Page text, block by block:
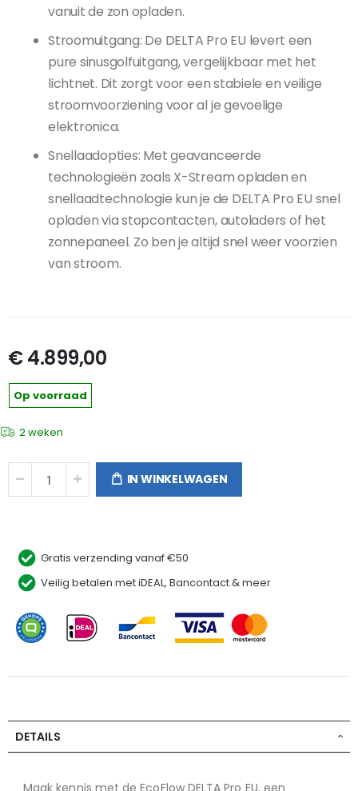
vanuit de zon opladen.
Stroomuitgang: De DELTA Pro EU levert een
pure sinusgolfuitgang, vergelijkbaar met het
lichtnet. Dit zorgt voor een stabiele en veilige
stroomvoorziening voor al je gevoelige
elektronica.
Snellaadopties: Met geavanceerde
technologieën zoals X-Stream opladen en
snellaadtechnologie kun je de DELTA Pro EU snel
opladen via stopcontacten, autoladers of het
zonnepaneel. Zo ben je altijd snel weer voorzien
van stroom.
€ 4.899,00
Op voorraad
2 weken
IN WINKELWAGEN
Gratis verzending vanaf €50
Veilig betalen met iDEAL, Bancontact & meer
DETAILS
Maak kennis met de EcoFlow DELTA Pro EU, een